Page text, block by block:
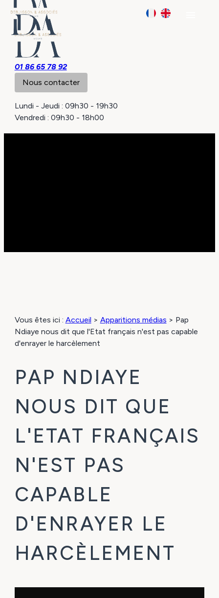
01 86 65 78 92
Nous contacter
Lundi - Jeudi : 09h30 - 19h30
Vendredi : 09h30 - 18h00
Vous êtes ici : Accueil > Apparitions médias > Pap
Ndiaye nous dit que l'Etat français n'est pas capable
d'enrayer le harcèlement
PAP NDIAYE
NOUS DIT QUE
L'ETAT FRANÇAIS
N'EST PAS
CAPABLE
D'ENRAYER LE
HARCÈLEMENT
Panneau de gestion des cookies